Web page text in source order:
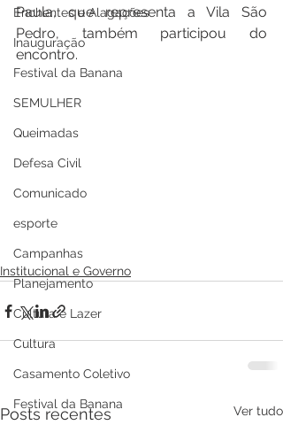
Enchentes e Alagações
Inauguração
Festival da Banana
SEMULHER
Queimadas
Defesa Civil
Comunicado
esporte
Campanhas
Planejamento
Cultura e Lazer
Cultura
Casamento Coletivo
Festival da Banana
Paula, que representa a Vila São
Pedro, também participou do
encontro.
Institucional e Governo
Posts recentes Ver tudo